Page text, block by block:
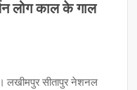
लोग काल के गाल
लखीमपुर सीतापुर नेशनल